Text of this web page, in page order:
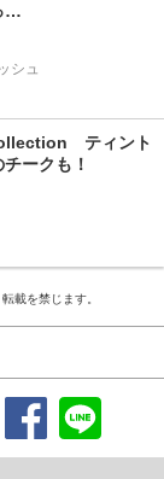
…
シュ
　ティント
ークも！
載を禁じます。